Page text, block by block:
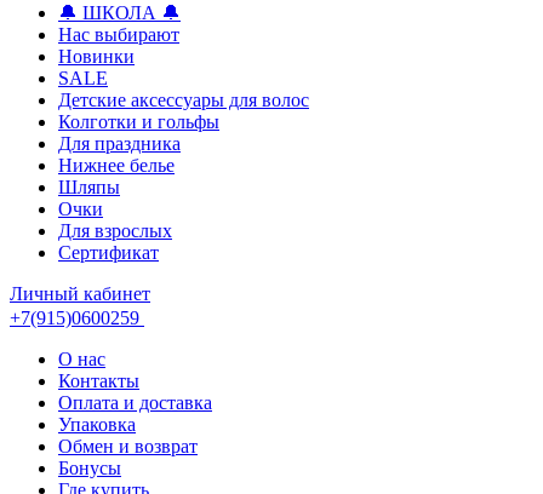
🔔 ШКОЛА 🔔
Нас выбирают
Новинки
SALE
Детские аксессуары для волоc
Колготки и гольфы
Для праздника
Нижнее белье
Шляпы
Очки
Для взрослых
Сертификат
Личный кабинет
+7(915)0600259
О нас
Контакты
Оплата и доставка
Упаковка
Обмен и возврат
Бонусы
Где купить